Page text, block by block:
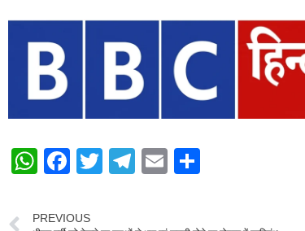
W
at
F
c
T
T
E
PREVIOUS